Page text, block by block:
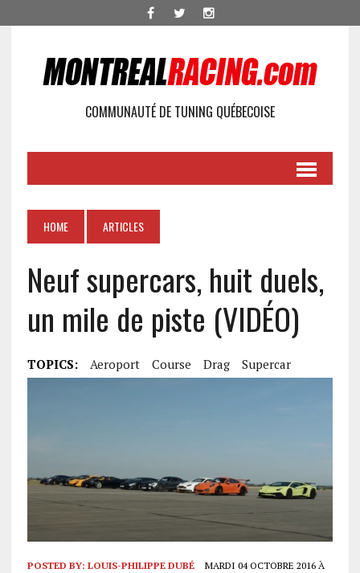
COMMUNAUTÉ DE TUNING QUÉBECOISE
HOME ARTICLES
Neuf supercars, huit duels,
un mile de piste (VIDÉO)
TOPICS: Aeroport Course Drag Supercar
POSTED BY: LOUIS-PHILIPPE DUBÉ
MARDI 04 OCTOBRE 2016 À